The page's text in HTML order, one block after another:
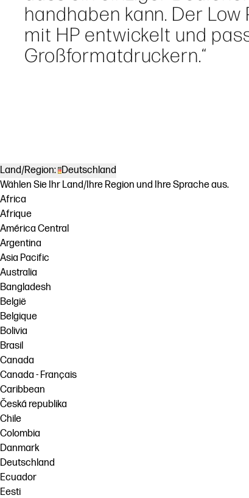
handhaben kann. Der
mit HP entwickelt und
Großformatdruckern.“
Land/Region: Deutschland
Wählen Sie Ihr Land/Ihre Region und Ihre Sprache aus.
Africa
Afrique
América Central
Argentina
Asia Pacific
Australia
Bangladesh
België
Belgique
Bolivia
Brasil
Canada
Canada - Français
Caribbean
Česká republika
Chile
Colombia
Danmark
Deutschland
Ecuador
Eesti